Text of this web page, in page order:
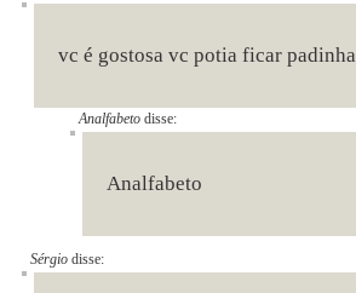
vc é gostosa vc potia ficar padinha
Analfabeto disse:
Analfabeto
Sérgio disse: